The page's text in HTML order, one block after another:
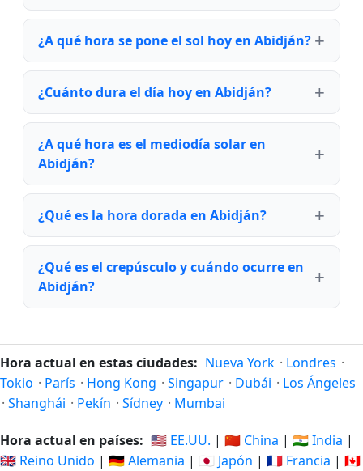
¿A qué hora se pone el sol hoy en Abidján?
¿Cuánto dura el día hoy en Abidján?
¿A qué hora es el mediodía solar en
Abidján?
¿Qué es la hora dorada en Abidján?
¿Qué es el crepúsculo y cuándo ocurre en
Abidján?
Hora actual en estas ciudades: Nueva York · Londres ·
Tokio · París · Hong Kong · Singapur · Dubái · Los Ángeles
· Shanghái · Pekín · Sídney · Mumbai
Hora actual en países: 🇺🇸 EE.UU. | 🇨🇳 China | 🇮🇳 India |
🇬🇧 Reino Unido | 🇩🇪 Alemania | 🇯🇵 Japón | 🇫🇷 Francia | 🇨🇦